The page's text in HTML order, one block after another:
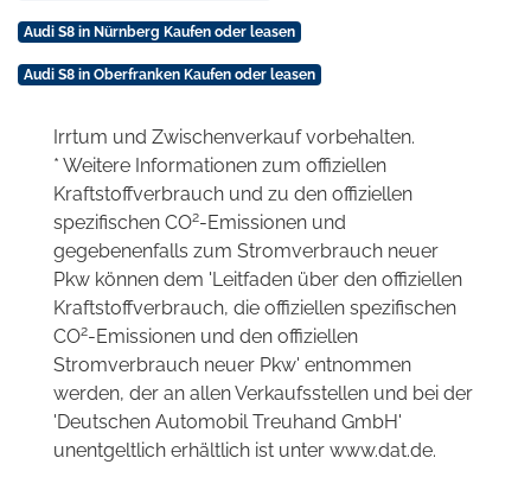
Audi S8 in Nürnberg Kaufen oder leasen
Audi S8 in Oberfranken Kaufen oder leasen
Irrtum und Zwischenverkauf vorbehalten.
* Weitere Informationen zum offiziellen
Kraftstoffverbrauch und zu den offiziellen
spezifischen CO2-Emissionen und
gegebenenfalls zum Stromverbrauch neuer
Pkw können dem 'Leitfaden über den offiziellen
Kraftstoffverbrauch, die offiziellen spezifischen
CO2-Emissionen und den offiziellen
Stromverbrauch neuer Pkw' entnommen
werden, der an allen Verkaufsstellen und bei der
'Deutschen Automobil Treuhand GmbH'
unentgeltlich erhältlich ist unter www.dat.de.